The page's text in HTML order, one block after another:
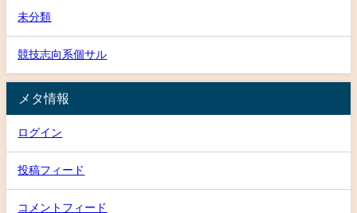
未分類
競技志向系個サル
メタ情報
ログイン
投稿フィード
コメントフィード